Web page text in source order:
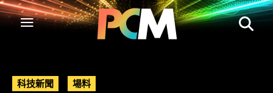
科技新聞 場料